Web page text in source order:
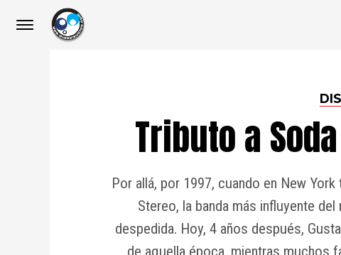
Tributo a
Por allá, por 1997, cuando en New
Stereo, la banda más influyente
despedida. Hoy, 4 años después,
de aquella época, mientras muchos